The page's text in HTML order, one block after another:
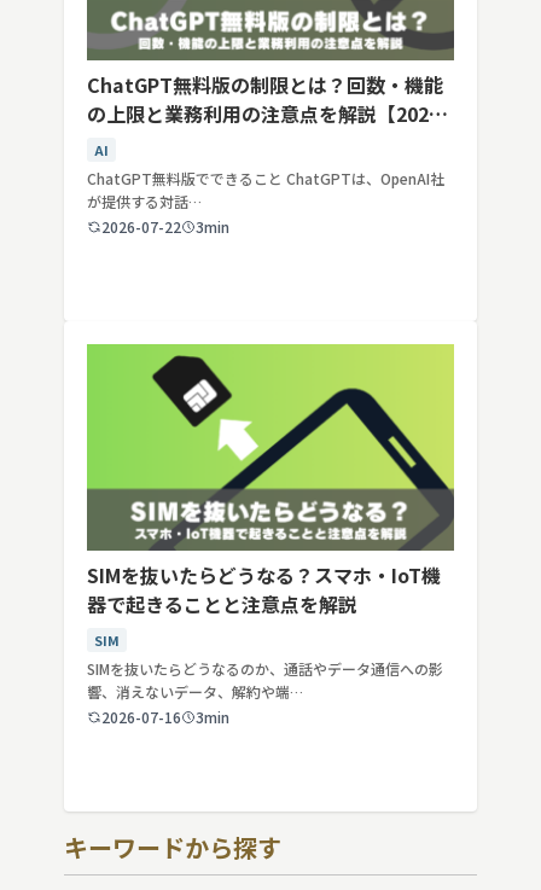
ChatGPT無料版の制限とは？回数・機能
の上限と業務利用の注意点を解説【2026
年最新】
AI
ChatGPT無料版でできること ChatGPTは、OpenAI社
が提供する対話…
2026-07-22
3min
SIMを抜いたらどうなる？スマホ・IoT機
器で起きることと注意点を解説
SIM
SIMを抜いたらどうなるのか、通話やデータ通信への影
響、消えないデータ、解約や端…
2026-07-16
3min
キーワードから探す